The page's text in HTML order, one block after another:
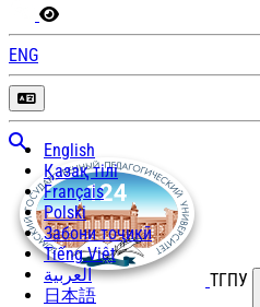
ENG
English
Қазақ тілі
Français
Polski
Забони тоҷикӣ
Tiếng Việt
العربية
日本語
ТГПУ